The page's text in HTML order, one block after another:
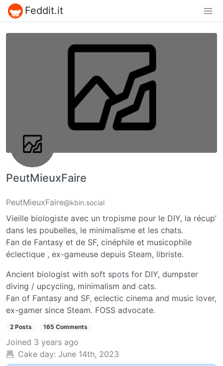
Feddit.it
PeutMieuxFaire
PeutMieuxFaire@kbin.social
Vieille biologiste avec un tropisme pour le DIY, la récup’
dans les poubelles, le minimalisme et les chats.
Fan de Fantasy et de SF, cinéphile et musicophile
éclectique , ex-gameuse depuis Steam, libriste.
Ancient biologist with soft spots for DIY, dumpster
diving / upcycling, minimalism and cats.
Fan of Fantasy and SF, eclectic cinema and music lover,
ex-gamer since Steam. FOSS advocate.
2 Posts 165 Comments
Joined 3 years ago
Cake day: June 14th, 2023